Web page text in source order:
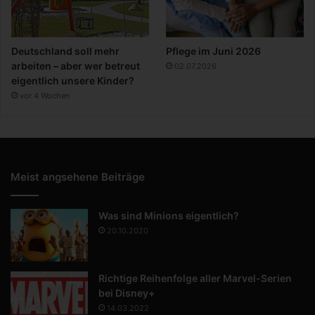
Deutschland soll mehr
arbeiten – aber wer betreut
eigentlich unsere Kinder?
vor 4 Wochen
Pflege im Juni 2026
02.07.2026
Meist angsehene Beiträge
Was sind Minions eigentlich?
20.10.2020
Richtige Reihenfolge aller Marvel-Serien
bei Disney+
14.03.2022